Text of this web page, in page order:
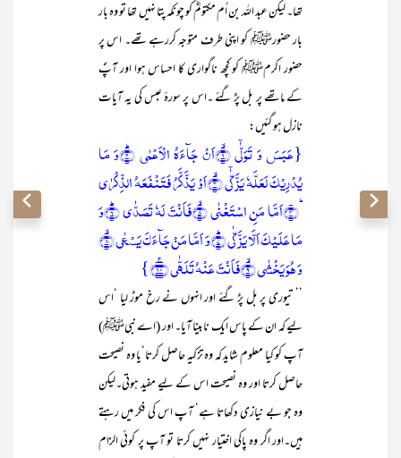
تھا۔ لیکن عبد اللہ بن اُم مکتومؓ کو چونکہ پتا نہیں تھا تو وہ بار
بار حضورﷺ کو اپنی طرف متوجہ کررہے تھے۔ اس پر
حضور اکرمﷺ کو کچھ ناگواری کا احساس ہوا اور آپؐ
کے ماتھے پر بل پڑ گئے ۔اس پر سورۂ عبس کی یہ آیات
نازل ہو گئیں:
{عَبَسَ وَ تَوَلّٰۤی ۙ﴿۱﴾اَنۡ جَآءَہُ الۡاَعۡمٰی ؕ﴿۲﴾وَ مَا
یُدۡرِیۡکَ لَعَلَّہٗ یَزَّکّٰۤی ۙ﴿۳﴾اَوۡ یَذَّکَّرُ فَتَنۡفَعَہُ الذِّکۡرٰی
ؕ﴿۴﴾اَمَّا مَنِ اسۡتَغۡنٰی ۙ﴿۵﴾فَاَنۡتَ لَہٗ تَصَدّٰی ؕ﴿۶﴾وَ
مَا عَلَیۡکَ اَلَّا یَزَّکّٰی ؕ﴿۷﴾وَ اَمَّا مَنۡ جَآءَکَ یَسۡعٰی ۙ﴿۸﴾
وَ ہُوَ یَخۡشٰی ۙ﴿۹﴾فَاَنۡتَ عَنۡہُ تَلَہّٰی ﴿ۚ۱۰﴾}
’’ تیوری پر بل پڑ گئے اور انہوں نے رخ موڑ لیا ‘اس
لیے کہ ان کے پاس ایک نابینا آیا۔ اور (اے نبیﷺ)
آپ کو کیا معلوم شاید کہ وہ تزکیہ حاصل کرتا‘یا وہ نصیحت
حاصل کرتا اور وہ نصیحت اس کے لیے مفید ہوتی۔لیکن
وہ جو بے نیازی دکھاتا ہے‘ آپ اس کی فکر میں رہتے
ہیں۔اور اگر وہ پاکی اختیار نہیں کرتا تو آپ پر کوئی الزام